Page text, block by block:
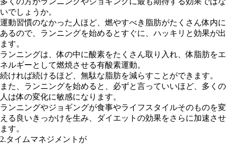
いでしょうか。
運動習慣のなかった人ほど、燃やすべき脂肪がたくさん体内に
あるので、ランニングを始めるとすぐに、ハッキリと効果が出
ます。
ランニングは、体の中に酸素をたくさん取り入れ、体脂肪をエ
ネルギーとして燃焼させる有酸素運動。
続ければ続けるほど、無駄な脂肪を減らすことができます。
また、ランニングを始めると、必ずと言っていいほど、多くの
人は体の変化に敏感になります。
ランニングやジョギングが食事やライフスタイルそのものを変
える良いきっかけを生み、ダイエットの効果をさらに加速させ
ます。
2.タイムマネジメントが